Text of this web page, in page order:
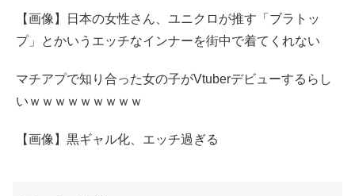
【画像】日本の女性さん、ユニクロが推す「ブラトッ
プ」とかいうエッチなインナーを街中で着てくれない
マチアプで知り合った女の子がVtuberデビューするらし
いｗｗｗｗｗｗｗｗｗ
【画像】黒ギャル化、エッチ過ぎる